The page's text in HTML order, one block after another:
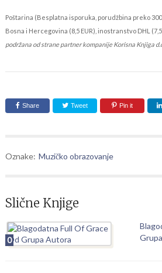
Poštarina (Besplatna isporuka, porudžbina preko
Bosna i Hercegovina (8,5 EUR), inostranstvo DHL (7,5
podržana od strane partner kompanije Korisna Knjiga
Share Tweet Pin it
Oznake: Muzičko obrazovanje
Slične Knjige
0